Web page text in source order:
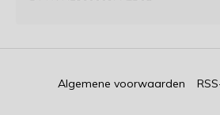
Algemene voorwaarden